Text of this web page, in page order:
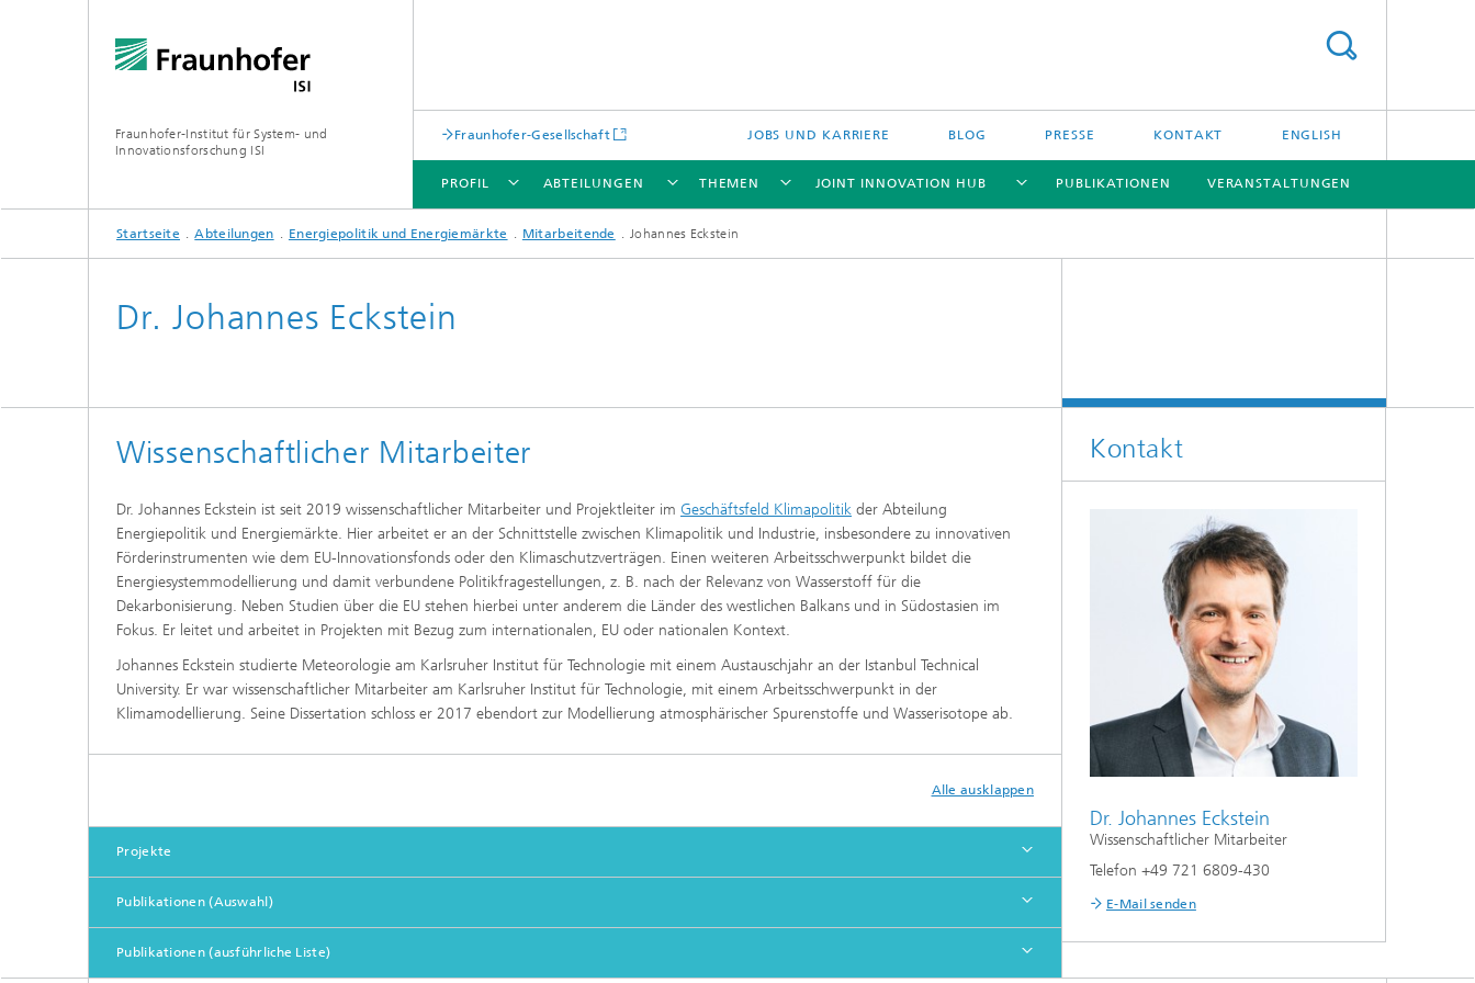
Fraunhofer-Institut für System- und
Innovationsforschung ISI
Fraunhofer-Gesellschaft JOBS UND KARRIERE BLOG PRESSE KONTAKT ENGLISH
PROFIL
PROFIL
ABTEILUNGEN
ABTEILUNGEN
THEMEN
THEMEN
JOINT INNOVATION HUB
JOINT INNOVATION HUB
PUBLIKATIONEN VERANSTALTUNGEN
Startseite Abteilungen Energiepolitik und Energiemärkte Mitarbeitende Johannes Eckstein
Dr. Johannes Eckstein
Wissenschaftlicher Mitarbeiter
Dr. Johannes Eckstein ist seit 2019 wissenschaftlicher Mitarbeiter und Projektleiter im Geschäftsfeld Klimapolitik der Abteilung
Energiepolitik und Energiemärkte. Hier arbeitet er an der Schnittstelle zwischen Klimapolitik und Industrie, insbesondere zu innovativen
Förderinstrumenten wie dem EU-Innovationsfonds oder den Klimaschutzverträgen. Einen weiteren Arbeitsschwerpunkt bildet die
Energiesystemmodellierung und damit verbundene Politikfragestellungen, z. B. nach der Relevanz von Wasserstoff für die
Dekarbonisierung. Neben Studien über die EU stehen hierbei unter anderem die Länder des westlichen Balkans und in Südostasien im
Fokus. Er leitet und arbeitet in Projekten mit Bezug zum internationalen, EU oder nationalen Kontext.
Johannes Eckstein studierte Meteorologie am Karlsruher Institut für Technologie mit einem Austauschjahr an der Istanbul Technical
University. Er war wissenschaftlicher Mitarbeiter am Karlsruher Institut für Technologie, mit einem Arbeitsschwerpunkt in der
Klimamodellierung. Seine Dissertation schloss er 2017 ebendort zur Modellierung atmosphärischer Spurenstoffe und Wasserisotope ab.
Alle ausklappen
Projekte
Publikationen (Auswahl)
Publikationen (ausführliche Liste)
Kontakt
Dr. Johannes Eckstein
Wissenschaftlicher Mitarbeiter
Telefon +49 721 6809-430
E-Mail senden